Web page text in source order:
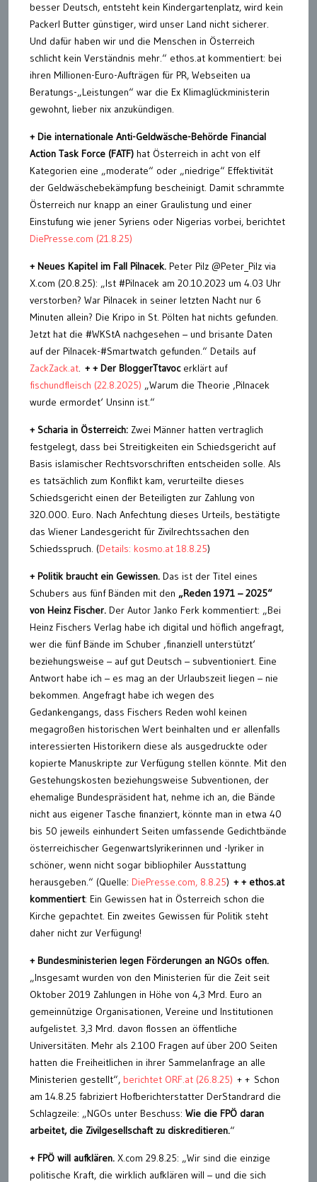
besser Deutsch, entsteht kein Kindergartenplatz, wird kein
Packerl Butter günstiger, wird unser Land nicht sicherer.
Und dafür haben wir und die Menschen in Österreich
schlicht kein Verständnis mehr.“ ethos.at kommentiert: bei
ihren Millionen-Euro-Aufträgen für PR, Webseiten ua
Beratungs-„Leistungen“ war die Ex Klimaglückministerin
gewohnt, lieber nix anzukündigen.
+ Die internationale Anti-Geldwäsche-Behörde Financial
Action Task Force (FATF) hat Österreich in acht von elf
Kategorien eine „moderate“ oder „niedrige“ Effektivität
der Geldwäschebekämpfung bescheinigt. Damit schrammte
Österreich nur knapp an einer Graulistung und einer
Einstufung wie jener Syriens oder Nigerias vorbei, berichtet
DiePresse.com (21.8.25)
+ Neues Kapitel im Fall Pilnacek. Peter Pilz @Peter_Pilz via
X.com (20.8.25): „Ist #Pilnacek am 20.10.2023 um 4.03 Uhr
verstorben? War Pilnacek in seiner letzten Nacht nur 6
Minuten allein? Die Kripo in St. Pölten hat nichts gefunden.
Jetzt hat die #WKStA nachgesehen – und brisante Daten
auf der Pilnacek-#Smartwatch gefunden.“ Details auf
ZackZack.at. + + Der BloggerTtavoc erklärt auf
fischundfleisch (22.8.2025) „Warum die Theorie ‚Pilnacek
wurde ermordet‘ Unsinn ist.“
+ Scharia in Österreich: Zwei Männer hatten vertraglich
festgelegt, dass bei Streitigkeiten ein Schiedsgericht auf
Basis islamischer Rechtsvorschriften entscheiden solle. Als
es tatsächlich zum Konflikt kam, verurteilte dieses
Schiedsgericht einen der Beteiligten zur Zahlung von
320.000. Euro. Nach Anfechtung dieses Urteils, bestätigte
das Wiener Landesgericht für Zivilrechtssachen den
Schiedsspruch. (Details: kosmo.at 18.8.25)
+ Politik braucht ein Gewissen. Das ist der Titel eines
Schubers aus fünf Bänden mit den „Reden 1971 – 2025“
von Heinz Fischer. Der Autor Janko Ferk kommentiert: „Bei
Heinz Fischers Verlag habe ich digital und höflich angefragt,
wer die fünf Bände im Schuber ‚finanziell unterstützt‘
beziehungsweise – auf gut Deutsch – subventioniert. Eine
Antwort habe ich – es mag an der Urlaubszeit liegen – nie
bekommen. Angefragt habe ich wegen des
Gedankengangs, dass Fischers Reden wohl keinen
megagroßen historischen Wert beinhalten und er allenfalls
interessierten Historikern diese als ausgedruckte oder
kopierte Manuskripte zur Verfügung stellen könnte. Mit den
Gestehungskosten beziehungsweise Subventionen, der
ehemalige Bundespräsident hat, nehme ich an, die Bände
nicht aus eigener Tasche finanziert, könnte man in etwa 40
bis 50 jeweils einhundert Seiten umfassende Gedichtbände
österreichischer Gegenwartslyrikerinnen und -lyriker in
schöner, wenn nicht sogar bibliophiler Ausstattung
herausgeben.“ (Quelle: DiePresse.com, 8.8.25) + + ethos.at
kommentiert: Ein Gewissen hat in Österreich schon die
Kirche gepachtet. Ein zweites Gewissen für Politik steht
daher nicht zur Verfügung!
+ Bundesministerien legen Förderungen an NGOs offen.
„Insgesamt wurden von den Ministerien für die Zeit seit
Oktober 2019 Zahlungen in Höhe von 4,3 Mrd. Euro an
gemeinnützige Organisationen, Vereine und Institutionen
aufgelistet. 3,3 Mrd. davon flossen an öffentliche
Universitäten. Mehr als 2.100 Fragen auf über 200 Seiten
hatten die Freiheitlichen in ihrer Sammelanfrage an alle
Ministerien gestellt“, berichtet ORF.at (26.8.25) + + Schon
am 14.8.25 fabriziert Hofberichterstatter DerStandrard die
Schlagzeile: „NGOs unter Beschuss: Wie die FPÖ daran
arbeitet, die Zivilgesellschaft zu diskreditieren.“
+ FPÖ will aufklären. X.com 29.8.25: „Wir sind die einzige
politische Kraft, die wirklich aufklären will – und die sich